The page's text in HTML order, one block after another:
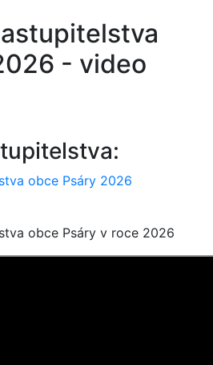
- video
obce Psáry 2026
obce Psáry v roce 2026